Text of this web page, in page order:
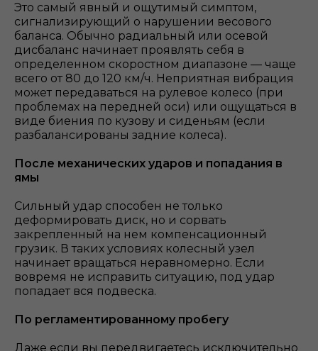
Это самый явный и ощутимый симптом,
сигнализирующий о нарушении весового
баланса. Обычно радиальный или осевой
дисбаланс начинает проявлять себя в
определенном скоростном диапазоне — чаще
всего от 80 до 120 км/ч. Неприятная вибрация
может передаваться на рулевое колесо (при
проблемах на передней оси) или ощущаться в
виде биения по кузову и сиденьям (если
разбалансированы задние колеса).
После механических ударов и попадания в
ямы
Сильный удар способен не только
деформировать диск, но и сорвать
закрепленный на нем компенсационный
грузик. В таких условиях колесный узел
начинает вращаться неравномерно. Если
вовремя не исправить ситуацию, под удар
попадает вся подвеска.
По регламентированному пробегу
Даже если вы передвигаетесь исключительно